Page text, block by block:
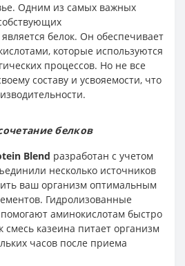
Одним из самых важных
белок. Он обеспечивает
которые используются
процессов. Но не все
составу и усвояемости, что
белков
Blend разработан с учетом
несколько источников
ваш организм оптимальным
Гидролизованные
аминокислотам быстро
смесь казеина питает организм
часов после приема